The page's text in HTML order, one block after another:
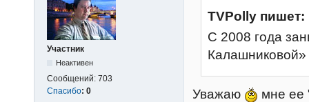
Участник
Неактивен
Сообщений: 703
Спасибо: 0
TVPolly пишет:
С 2008 года
Калашниковой»
Уважаю
мне ее